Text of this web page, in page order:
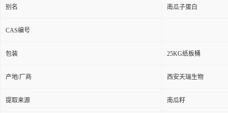
别名 南瓜子蛋白
CAS编号
包装 25KG纸板桶
产地/厂商 西安天瑞生物
提取来源 南瓜籽